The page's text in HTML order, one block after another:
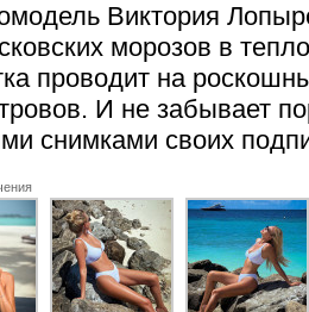
Виктория
морозов в
проводит на
И не забывает
снимками своих